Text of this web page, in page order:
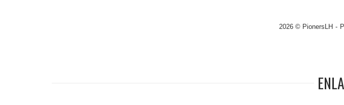
2026 © PionersLH